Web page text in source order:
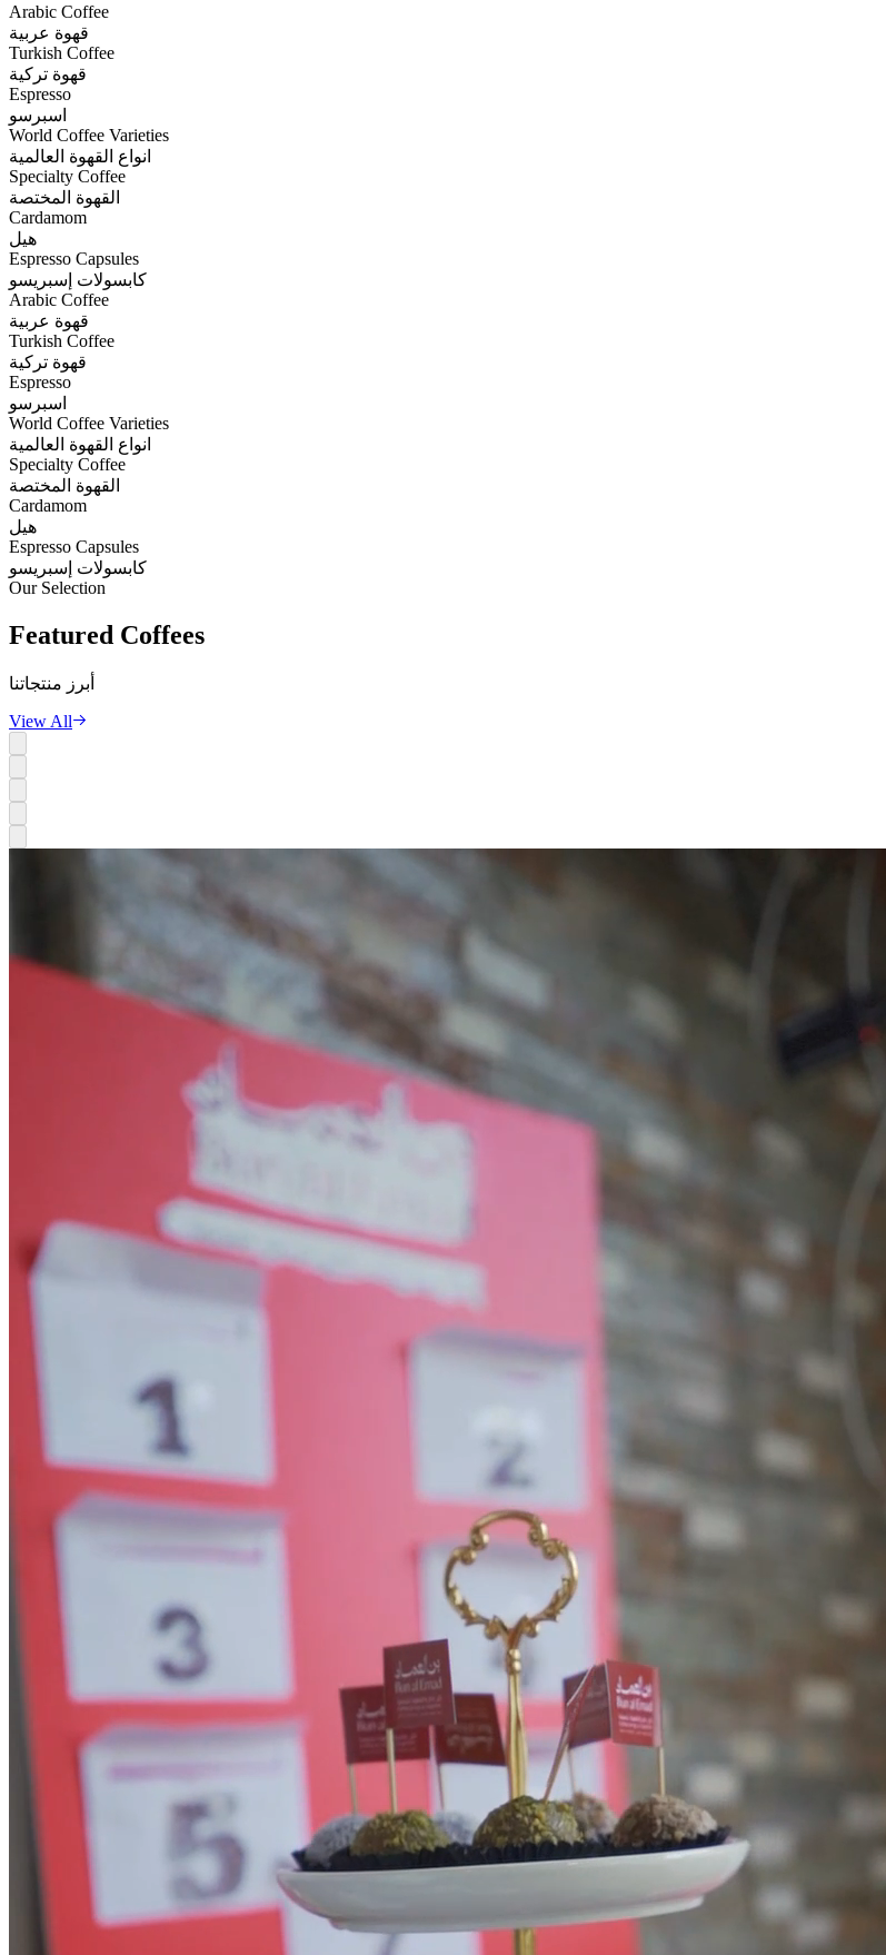
Arabic Coffee
قهوة عربية
Turkish Coffee
قهوة تركية
Espresso
اسبرسو
World Coffee Varieties
انواع القهوة العالمية
Specialty Coffee
القهوة المختصة
Cardamom
هيل
Espresso Capsules
كابسولات إسبريسو
Arabic Coffee
قهوة عربية
Turkish Coffee
قهوة تركية
Espresso
اسبرسو
World Coffee Varieties
انواع القهوة العالمية
Specialty Coffee
القهوة المختصة
Cardamom
هيل
Espresso Capsules
كابسولات إسبريسو
Our Selection
Featured Coffees
أبرز منتجاتنا
View All